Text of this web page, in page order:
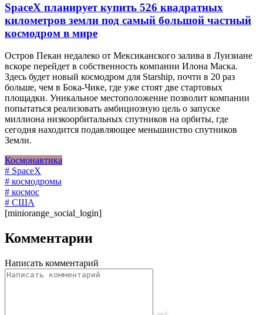
SpaceX планирует купить 526 квадратных
километров земли под самый большой частный
космодром в мире
Остров Пекан недалеко от Мексиканского залива в Луизиане
вскоре перейдет в собственность компании Илона Маска.
Здесь будет новый космодром для Starship, почти в 20 раз
больше, чем в Бока-Чике, где уже стоят две стартовых
площадки. Уникальное местоположение позволит компании
попытаться реализовать амбициозную цель о запуске
миллиона низкоорбитальных спутников на орбиты, где
сегодня находится подавляющее меньшинство спутников
Земли.
Космонавтика
# SpaceX
# космодромы
# космос
# США
[miniorange_social_login]
Комментарии
Написать комментарий